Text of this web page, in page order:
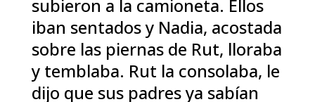
subieron a la camioneta. Ellos
iban sentados y Nadia, acostada
sobre las piernas de Rut, lloraba
y temblaba. Rut la consolaba, le
dijo que sus padres ya sabían